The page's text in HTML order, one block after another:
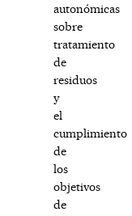
autonómicas
sobre
tratamiento
de
residuos
y
el
cumplimiento
de
los
objetivos
de